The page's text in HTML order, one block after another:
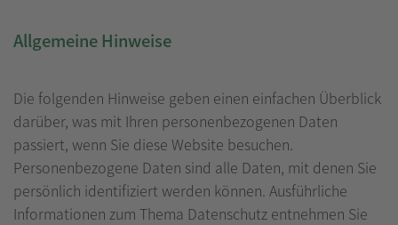
Allgemeine Hinweise
Die folgenden Hinweise geben einen einfachen Überblick
darüber, was mit Ihren personenbezogenen Daten
passiert, wenn Sie diese Website besuchen.
Personenbezogene Daten sind alle Daten, mit denen Sie
persönlich identifiziert werden können. Ausführliche
Informationen zum Thema Datenschutz entnehmen Sie